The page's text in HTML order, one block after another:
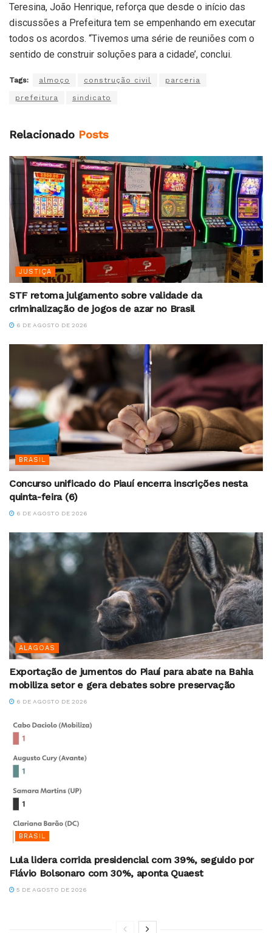
Teresina, João Henrique, reforça que desde o início das
discussões a Prefeitura tem se empenhando em executar
todos os acordos. “Tivemos uma série de reuniões com o
sentido de construir soluções para a cidade’, conclui.
Tags: almoço construção civil parceria
prefeitura sindicato
Relacionado Posts
JUSTIÇA
STF retoma julgamento sobre validade da
criminalização de jogos de azar no Brasil
6 DE AGOSTO DE 2026
BRASIL
Concurso unificado do Piauí encerra inscrições nesta
quinta-feira (6)
6 DE AGOSTO DE 2026
ALAGOAS
Exportação de jumentos do Piauí para abate na Bahia
mobiliza setor e gera debates sobre preservação
6 DE AGOSTO DE 2026
BRASIL
Lula lidera corrida presidencial com 39%, seguido por
Flávio Bolsonaro com 30%, aponta Quaest
5 DE AGOSTO DE 2026